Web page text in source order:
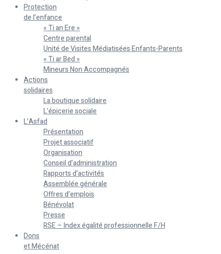
Protection
de l’enfance
« Ti an Ere »
Centre parental
Unité de Visites Médiatisées Enfants-Parents
« Ti ar Bed »
Mineurs Non Accompagnés
Actions
solidaires
La boutique solidaire
L’épicerie sociale
L’Asfad
Présentation
Projet associatif
Organisation
Conseil d’administration
Rapports d’activités
Assemblée générale
Offres d’emplois
Bénévolat
Presse
RSE – Index égalité professionnelle F/H
Dons
et Mécénat